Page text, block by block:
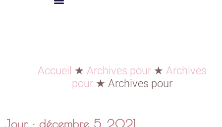
Accueil ★ Archives pour ★ Archives
pour ★ Archives pour
Jour : décembre 5, 2021